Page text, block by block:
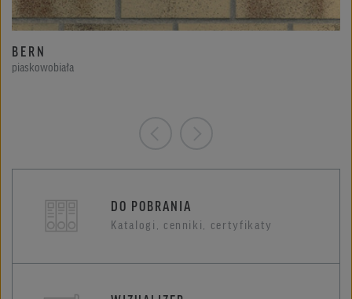
BERN
piaskowobiała
DO POBRANIA
Katalogi, cenniki, certyfikaty